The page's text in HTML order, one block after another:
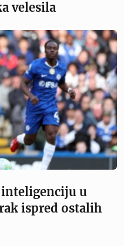
velesila
u
ispred ostalih